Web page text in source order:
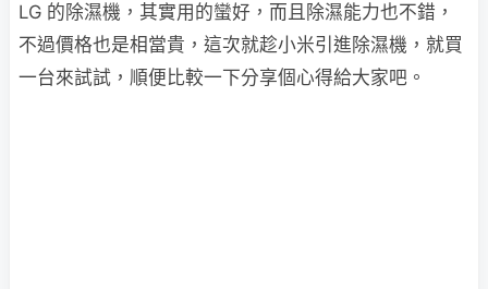
LG 的除濕機，其實用的蠻好，而且除濕能力也不錯，
不過價格也是相當貴，這次就趁小米引進除濕機，就買
一台來試試，順便比較一下分享個心得給大家吧。